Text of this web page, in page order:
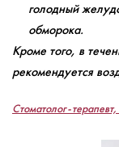
голодный
обморока.
Кроме того, в
рекомендуется
Стоматолог-